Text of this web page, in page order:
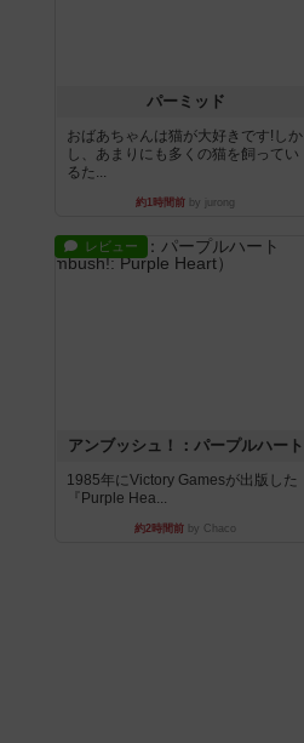
パーミッド
おばあちゃんは猫が大好きです!しか
し、あまりにも多くの猫を飼ってい
るた...
約1時間前 by jurong
レビュー
アンブッシュ！：パープルハート
1985年にVictory Gamesが出版した
『Purple Hea...
約2時間前 by Chaco